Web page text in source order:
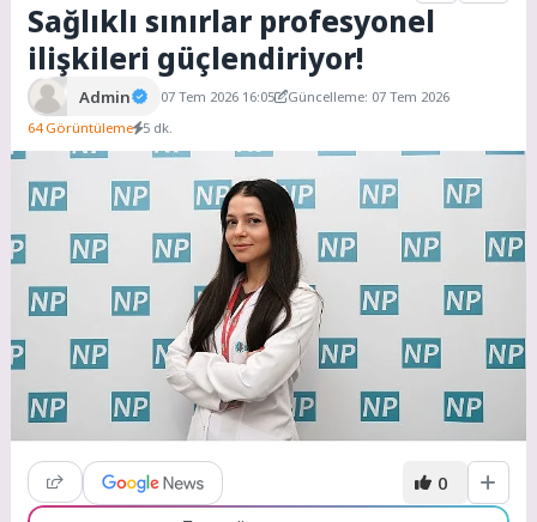
Sağlıklı sınırlar profesyonel
ilişkileri güçlendiriyor!
Admin 07 Tem 2026 16:05
Güncelleme: 07 Tem 2026
64 Görüntüleme 5 dk.
0